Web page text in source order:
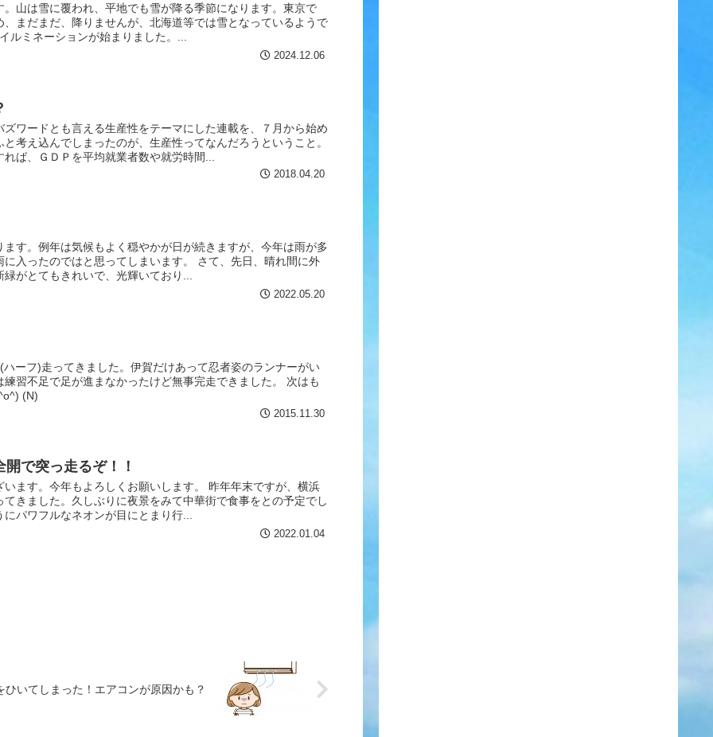
山は雪に覆われ、平地でも雪が降る季節になります。東京で
まだまだ、降りませんが、北海道等では雪となっているようで
ルミネーションが始まりました。...
2024.12.06
ワードとも言える生産性をテーマにした連載を、７月から始め
考え込んでしまったのが、生産性ってなんだろうということ。
ば、ＧＤＰを平均就業者数や就労時間...
2018.04.20
す。例年は気候もよく穏やかが日が続きますが、今年は雨が多
入ったのではと思ってしまいます。 さて、先日、晴れ間に外
がとてもきれいで、光輝いており...
2022.05.20
ーフ)走ってきました。伊賀だけあって忍者姿のランナーがい
習不足で足が進まなかったけど無事完走できました。 次はも
(N)
2015.11.30
で突っ走るぞ！！
ます。今年もよろしくお願いします。 昨年年末ですが、横浜
きました。久しぶりに夜景をみて中華街で食事をとの予定でし
パワフルなネオンが目にとまり行...
2022.01.04
ひいてしまった！エアコンが原因かも？